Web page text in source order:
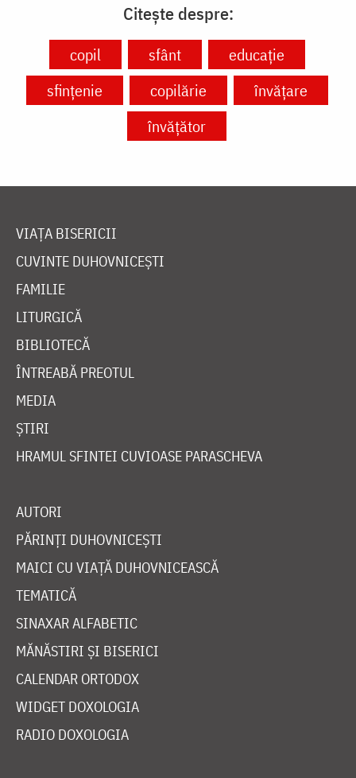
Citește despre:
copil sfânt
educație
sfințenie
copilărie
învățare
învățător
VIAȚA BISERICII
CUVINTE DUHOVNICEȘTI
FAMILIE
LITURGICĂ
BIBLIOTECĂ
ÎNTREABĂ PREOTUL
MEDIA
ȘTIRI
HRAMUL SFINTEI CUVIOASE PARASCHEVA
AUTORI
PĂRINȚI DUHOVNICEȘTI
MAICI CU VIAȚĂ DUHOVNICEASCĂ
TEMATICĂ
SINAXAR ALFABETIC
MĂNĂSTIRI ȘI BISERICI
CALENDAR ORTODOX
WIDGET DOXOLOGIA
RADIO DOXOLOGIA